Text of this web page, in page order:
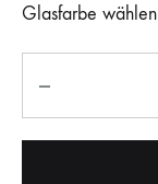
Glasfarbe wählen